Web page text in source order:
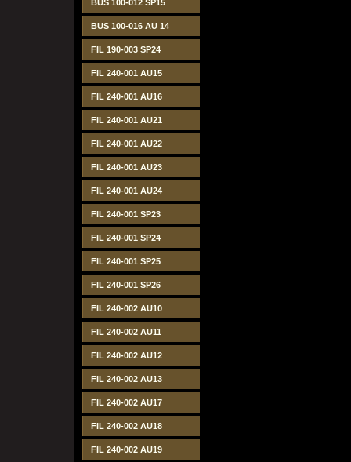
BUS 100-012 SP15
BUS 100-016 AU 14
FIL 190-003 SP24
FIL 240-001 AU15
FIL 240-001 AU16
FIL 240-001 AU21
FIL 240-001 AU22
FIL 240-001 AU23
FIL 240-001 AU24
FIL 240-001 SP23
FIL 240-001 SP24
FIL 240-001 SP25
FIL 240-001 SP26
FIL 240-002 AU10
FIL 240-002 AU11
FIL 240-002 AU12
FIL 240-002 AU13
FIL 240-002 AU17
FIL 240-002 AU18
FIL 240-002 AU19